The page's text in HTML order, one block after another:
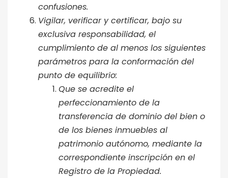
confusiones.
Vigilar, verificar y certificar, bajo su
exclusiva responsabilidad, el
cumplimiento de al menos los siguientes
parámetros para la conformación del
punto de equilibrio:
Que se acredite el
perfeccionamiento de la
transferencia de dominio del bien o
de los bienes inmuebles al
patrimonio autónomo, mediante la
correspondiente inscripción en el
Registro de la Propiedad.